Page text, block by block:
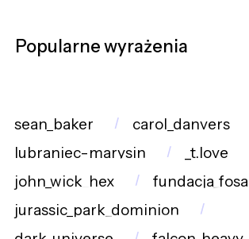
Popularne wyrażenia
sean_baker
carol_danvers
lubraniec-marysin
_t.love
john_wick_hex
fundacja_fosa
jurassic_park_dominion